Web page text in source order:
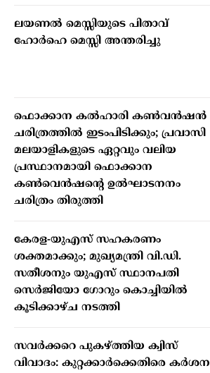
ലയണൽ മെസ്സിയുടെ പിതാവ്
ഹോർഹെ മെസ്സി അന്തരിച്ചു
ഫൊക്കാന കൽഹാരി കൺവൻഷൻ
ചരിത്രത്തിൽ ഇടംപിടിക്കും; പ്രവാസി
മലയാളികളുടെ ഏറ്റവും വലിയ
പ്രസ്ഥാനമായി ഫൊക്കാന
കൺവെൻഷന്റെ ഉൽഘാടനനം
ചരിത്രം തിരുത്തി
കേരള-യുഎസ് സഹകരണം
ശക്തമാക്കും; മുഖ്യമന്ത്രി വി.ഡി.
സതീശനും യുഎസ് സ്ഥാനപതി
സെർജിയോ ഗോറും കൊച്ചിയിൽ
കൂടിക്കാഴ്ച നടത്തി
സവർക്കറെ പുകഴ്ത്തിയ ക്വിസ്
വിവാദം: കുറ്റക്കാർക്കെതിരെ കർശന